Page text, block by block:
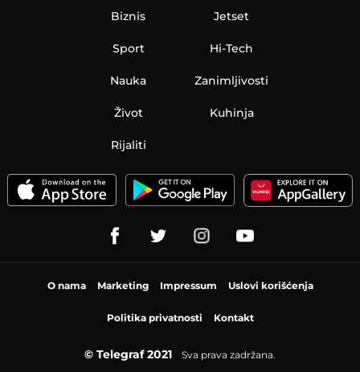
Biznis
Sport
Nauka
Jetset
Hi-Tech
Zanimljivosti
Život Kuhinja
Rijaliti
O nama Marketing Impressum Uslovi korišćenja
Politika privatnosti Kontakt
© Telegraf 2021 Sva prava zadržana.